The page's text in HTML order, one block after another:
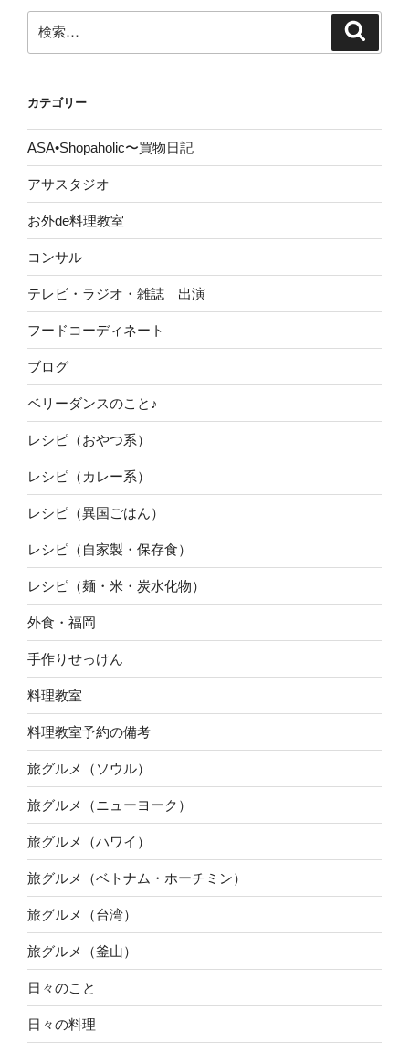
索:
カテゴリー
ASA•Shopaholic〜買物日記
アサスタジオ
お外de料理教室
コンサル
テレビ・ラジオ・雑誌 出演
フードコーディネート
ブログ
ベリーダンスのこと♪
レシピ（おやつ系）
レシピ（カレー系）
レシピ（異国ごはん）
レシピ（自家製・保存食）
レシピ（麺・米・炭水化物）
外食・福岡
手作りせっけん
料理教室
料理教室予約の備考
旅グルメ（ソウル）
旅グルメ（ニューヨーク）
旅グルメ（ハワイ）
旅グルメ（ベトナム・ホーチミン）
旅グルメ（台湾）
旅グルメ（釜山）
日々のこと
日々の料理